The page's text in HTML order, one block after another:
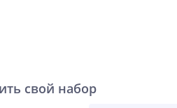
свой набор